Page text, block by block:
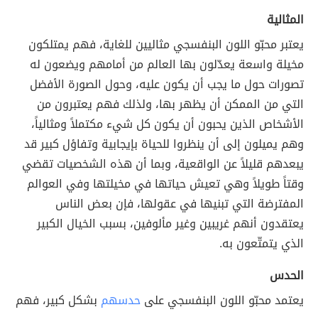
المثالية
يعتبر محبّو اللون البنفسجي مثاليين للغاية، فهم يمتلكون
مخيلة واسعة يعدّلون بها العالم من أمامهم ويضعون له
تصورات حول ما يجب أن يكون عليه، وحول الصورة الأفضل
التي من الممكن أن يظهر بها، ولذلك فهم يعتبرون من
الأشخاص الذين يحبون أن يكون كل شيء مكتملاً ومثالياً،
وهم يميلون إلى أن ينظروا للحياة بإيجابية وتفاؤل كبير قد
يبعدهم قليلاً عن الواقعية، وبما أن هذه الشخصيات تقضي
وقتاً طويلاً وهي تعيش حياتها في مخيلتها وفي العوالم
المفترضة التي تبنيها في عقولها، فإن بعض الناس
يعتقدون أنهم غريبين وغير مألوفين، بسبب الخيال الكبير
الذي يتمتّعون به.
الحدس
يعتمد محبّو اللون البنفسجي علىحدسهم بشكل كبير، فهم